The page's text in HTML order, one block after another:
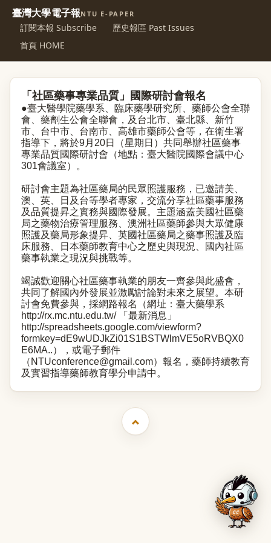
臺灣大學電子報NTU E-PAPER
訂閱本報 Subscribe
歷史報區 Past Issues
首頁 HOME
「社區藥事專業品質」國際研討會報名
●臺大醫學院藥學系、臨床藥學研究所、藥師公會全聯
會、藥劑生公會全聯會，及台北市、臺北縣、新竹
市、台中市、台南市、高雄市藥師公會等，在衛生署
指導下，將於9月20日（星期日）共同舉辦社區藥事
專業品質國際研討會（地點：臺大醫院國際會議中心
301會議室）。
研討會主題為社區藥局的民眾照護服務，已邀請美、
澳、英、日及台等學者專家，交流分享社區藥事服務
及品質提昇之實務與國際發展。主題涵蓋美國社區藥
局之藥物治療管理服務、澳洲社區藥師參與大眾健康
照護及藥局形象提昇、英國社區藥局之藥事照護及臨
床服務、日本藥師教育中心之歷史與現況、國內社區
藥事執業之現況與挑戰等。
竭誠歡迎關心社區藥事執業的朋友一齊參與此盛會，
共同了解國內外發展並激勵討論對未來之展望。本研
討會免費參與，採網路報名（網址：臺大藥學系
http://rx.mc.ntu.edu.tw/「最新消息」
http://spreadsheets.google.com/viewform?
formkey=dE9wUDJkZi01S1BSTWlmVE5oRVBQX0
E6MA..），或電子郵件
（ NTUconference@gmail.com）報名，藥師持續教育
及實習指導藥師教育學分申請中。